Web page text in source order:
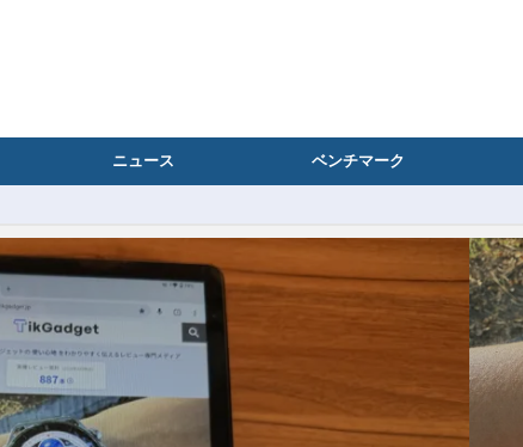
ニュース ベンチマーク